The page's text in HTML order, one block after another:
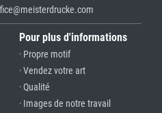
Pour plus d'informations
· Propre motif
· Vendez votre art
· Qualité
· Images de notre travail